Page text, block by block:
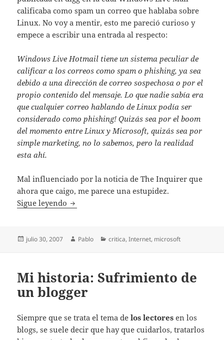
calificaba como spam un correo que hablaba sobre
Linux. No voy a mentir, esto me pareció curioso y
empece a escribir una entrada al respecto:
Windows Live Hotmail tiene un sistema peculiar de
calificar a los correos como spam o phishing, ya sea
debido a una dirección de correo sospechosa o por el
propio contenido del mensaje. Lo que nadie sabía era
que cualquier correo hablando de Linux podía ser
considerado como phishing! Quizás sea por el boom
del momento entre Linux y Microsoft, quizás sea por
simple marketing, no lo sabemos, pero la realidad
esta ahí.
Mal influenciado por la noticia de The Inquirer que
ahora que caigo, me parece una estupidez.
Sigue leyendo Qué manera más estúpida de odiar a
Publicado
julio 30, 2007 Autor
Pablo Categorías
critica,Internet, microsoft
Mi historia: Sufrimiento de
un blogger
Siempre que se trata el tema delos lectores en los
blogs, se suele decir que hay que cuidarlos, tratarlos